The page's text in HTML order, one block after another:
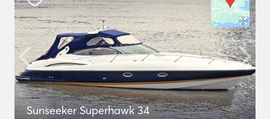
Sunseeker Superhawk 34